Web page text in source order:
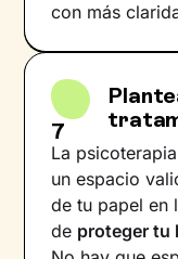
con más
7
La
un espacio
de tu papel en
de proteger tu